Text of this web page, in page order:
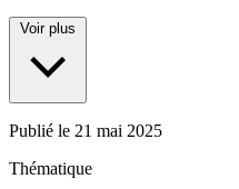
Voir plus
Publié le 21 mai 2025
Thématique